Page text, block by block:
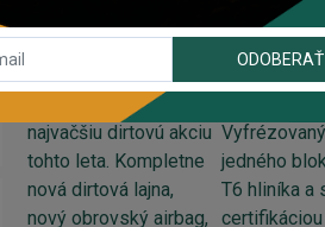
INSTAGRAM#BIKEHOUSESK
ODOBERAŤ